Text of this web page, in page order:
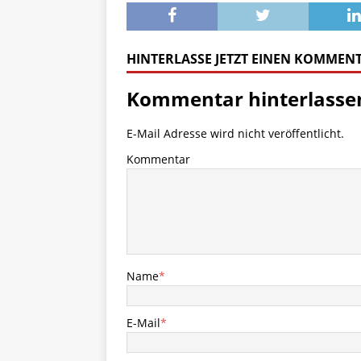
HINTERLASSE JETZT EINEN
Kommentar
E-Mail Adresse wird nicht veröffentlicht.
Kommentar
Name*
E-Mail*